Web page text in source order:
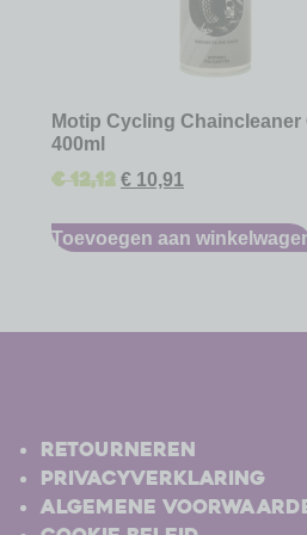
Motip Cycling Chaincleaner
400ml
€12,12 € 10,91
Toevoegen aan
Retourneren
Privacyverklaring
Algemene